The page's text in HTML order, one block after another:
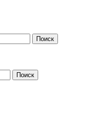
Поиск
Поиск